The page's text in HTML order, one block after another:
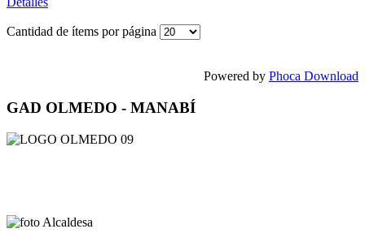
Cantidad de ítems por página
Powered by Phoca Download
GAD OLMEDO - MANABÍ